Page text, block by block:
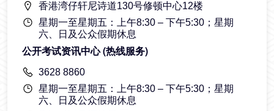
香港湾仔轩尼诗道130号修顿中心12楼
星期一至星期五：上午8:30 – 下午5:30；星期
六、日及公众假期休息
公开考试资讯中心 (热线服务)
3628 8860
星期一至星期五：上午8:30 – 下午5:30；星期
六、日及公众假期休息